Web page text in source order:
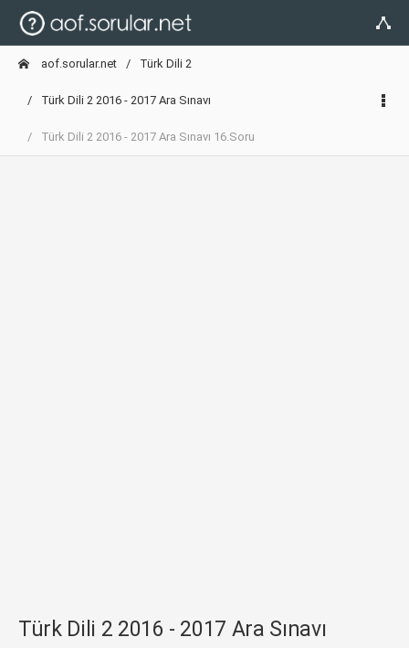
aof.sorular.net Türk Dili 2
Türk Dili 2 2016 - 2017 Ara Sınavı
Türk Dili 2 2016 - 2017 Ara Sınavı 16.Soru
Türk Dili 2 2016 - 2017 Ara Sınavı